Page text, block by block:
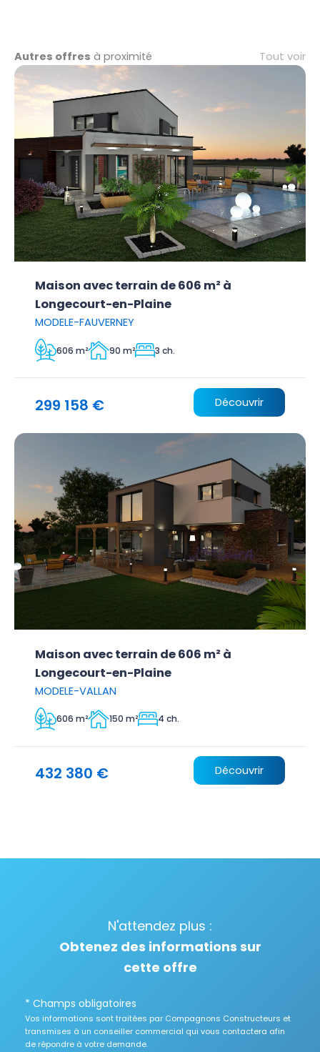
Autres offres à proximité Tout voir
Maison avec terrain de 606 m² à
Longecourt-en-Plaine
MODELE-FAUVERNEY
606 m² 90 m² 3 ch.
299 158 € Découvrir
Maison avec terrain de 606 m² à
Longecourt-en-Plaine
MODELE-VALLAN
606 m² 150 m² 4 ch.
432 380 € Découvrir
N'attendez plus :
Obtenez des informations sur
cette offre
* Champs obligatoires
Vos informations sont traitées par Compagnons Constructeurs et
transmises à un conseiller commercial qui vous contactera afin
de répondre à votre demande.